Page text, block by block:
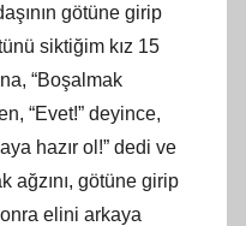
götüne girip
siktiğim kız 15
“Boşalmak
“Evet!” deyince,
hazır ol!” dedi ve
ağzını, götüne girip
elini arkaya